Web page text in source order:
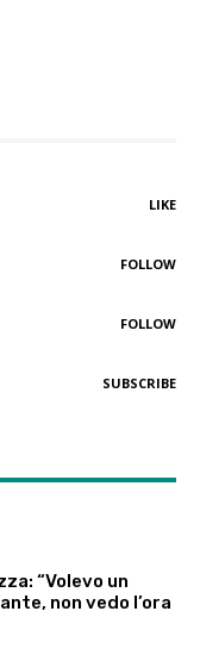
LIKE
FOLLOW
FOLLOW
SUBSCRIBE
“Volevo un
non vedo l’ora